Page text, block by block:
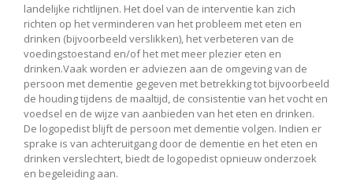
landelijke richtlijnen. Het doel van de interventie kan zich
richten op het verminderen van het probleem met eten en
drinken (bijvoorbeeld verslikken), het verbeteren van de
voedingstoestand en/of het met meer plezier eten en
drinken.Vaak worden er adviezen aan de omgeving van de
persoon met dementie gegeven met betrekking tot bijvoorbeeld
de houding tijdens de maaltijd, de consistentie van het vocht en
voedsel en de wijze van aanbieden van het eten en drinken.
De logopedist blijft de persoon met dementie volgen. Indien er
sprake is van achteruitgang door de dementie en het eten en
drinken verslechtert, biedt de logopedist opnieuw onderzoek
en begeleiding aan.